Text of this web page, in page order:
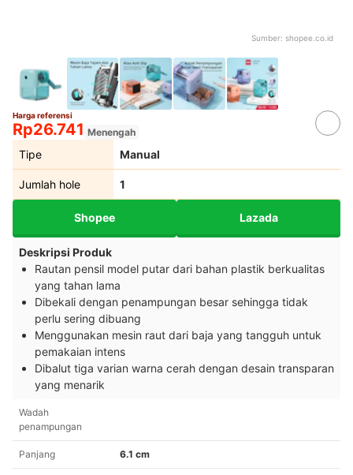
Sumber: shopee.co.id
Harga referensi
Rp26.741 Menengah
Tipe Manual
Jumlah hole 1
Shopee Lazada
Deskripsi Produk
Rautan pensil model putar dari bahan plastik berkualitas
yang tahan lama
Dibekali dengan penampungan besar sehingga tidak
perlu sering dibuang
Menggunakan mesin raut dari baja yang tangguh untuk
pemakaian intens
Dibalut tiga varian warna cerah dengan desain transparan
yang menarik
Wadah
penampungan
Panjang 6.1 cm